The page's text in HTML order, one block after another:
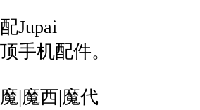
Jupai
机配件。
魔西|魔代